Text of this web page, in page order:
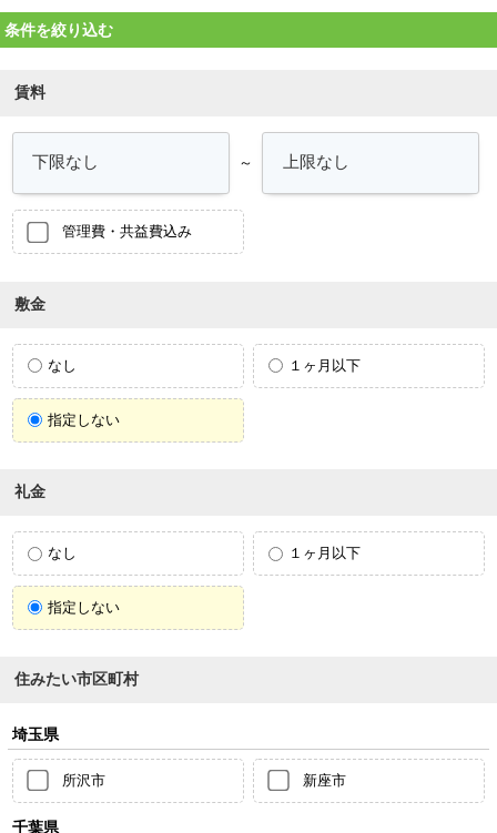
条件を絞り込む
賃料
～
管理費・共益費込み
敷金
なし １ヶ月以下
指定しない
礼金
なし １ヶ月以下
指定しない
住みたい市区町村
埼玉県
所沢市 新座市
千葉県